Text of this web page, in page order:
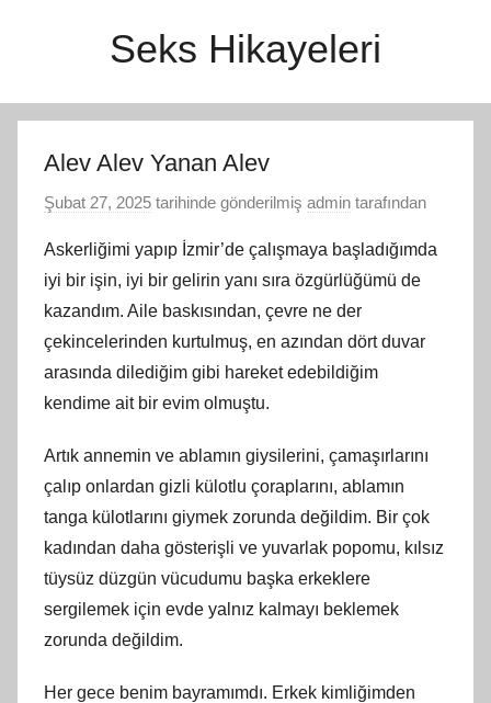
Seks Hikayeleri
Alev Alev Yanan Alev
Şubat 27, 2025 tarihinde gönderilmiş admin tarafından
Askerliğimi yapıp İzmir’de çalışmaya başladığımda
iyi bir işin, iyi bir gelirin yanı sıra özgürlüğümü de
kazandım. Aile baskısından, çevre ne der
çekincelerinden kurtulmuş, en azından dört duvar
arasında dilediğim gibi hareket edebildiğim
kendime ait bir evim olmuştu.
Artık annemin ve ablamın giysilerini, çamaşırlarını
çalıp onlardan gizli külotlu çoraplarını, ablamın
tanga külotlarını giymek zorunda değildim. Bir çok
kadından daha gösterişli ve yuvarlak popomu, kılsız
tüysüz düzgün vücudumu başka erkeklere
sergilemek için evde yalnız kalmayı beklemek
zorunda değildim.
Her gece benim bayramımdı. Erkek kimliğimden